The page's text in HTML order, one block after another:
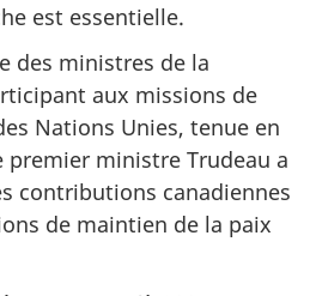
est essentielle.
des ministres de la
aux missions de
Nations Unies, tenue en
premier ministre Trudeau a
contributions canadiennes
de maintien de la paix